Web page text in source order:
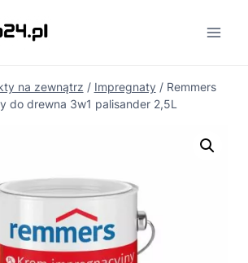
na zewnątrz / Impregnaty / Remmers
do drewna 3w1 palisander 2,5L